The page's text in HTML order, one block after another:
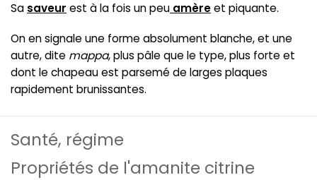
Sasaveur est à la fois un peu amèreet piquante.
On en signale une forme absolument blanche, et une
autre, dite mappa, plus pâle que le type, plus forte et
dont le chapeau est parsemé de larges plaques
rapidement brunissantes.
Santé, régime
Propriétés de l'amanite citrine